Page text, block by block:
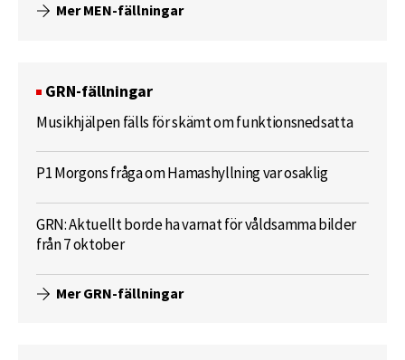
Mer MEN-fällningar
GRN-fällningar
Musikhjälpen fälls för skämt om funktionsnedsatta
P1 Morgons fråga om Hamashyllning var osaklig
GRN: Aktuellt borde ha varnat för våldsamma bilder
från 7 oktober
Mer GRN-fällningar